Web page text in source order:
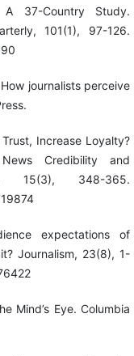
A 37-Country Study.
101(1), 97-126.
journalists perceive
Increase Loyalty?
Credibility and
15(3), 348-365.
expectations of
Journalism, 23(8), 1-
Mind’s Eye. Columbia